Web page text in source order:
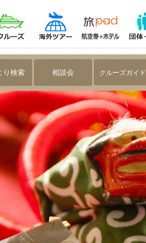
り検索 相談会 クルーズガイド